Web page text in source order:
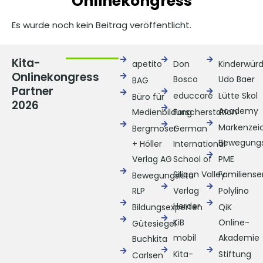
Es wurde noch kein Beitrag veröffentlicht.
Kita-
Onlinekongress
Partner
2026
apetito
BAG
Büro für
Medienbildung
Bergmoser
+ Höller
Verlag AG
Bewegungskita
RLP
Bildungsexperten
Gütesiegel
Buchkita
Carlsen
Don
Bosco
educcare
Forscherstation
German
International
School of
Silicon Valley
Verlag
Herder
KiB
mobil
Kita-
Udo Baer
Lütte Skol
Academy
PME
Polylino
QiK
Online-
Akademie
Stiftung